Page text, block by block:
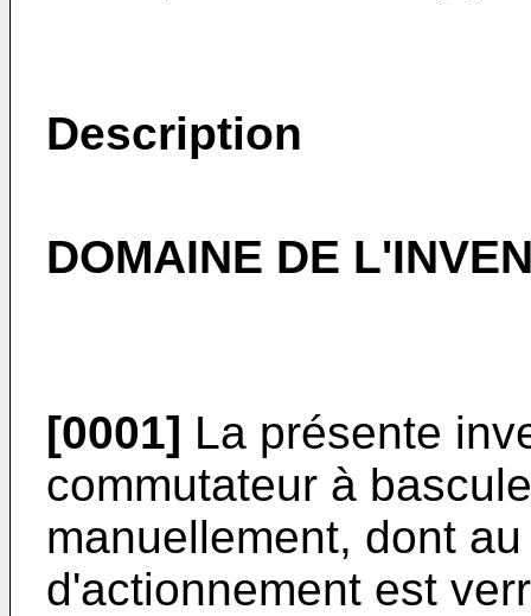
Description
DOMAINE DE
[0001] La présente
commutateur à
manuellement, dont
d'actionnement est